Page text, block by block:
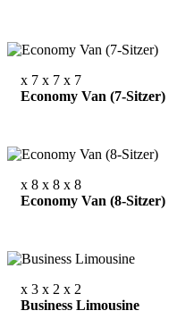
x 7 x 7 x 7
Economy Van (7-Sitzer)
x 8 x 8 x 8
Economy Van (8-Sitzer)
x 3 x 2 x 2
Business Limousine